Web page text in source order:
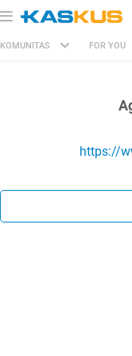
KOMUNITAS FOR YOU
https://